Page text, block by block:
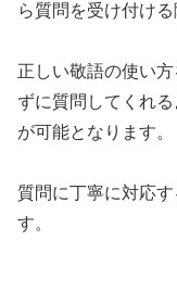
ら質問を受け付け
正しい敬語の使い
ずに質問してくれ
が可能となります。
質問に丁寧に対応
す。